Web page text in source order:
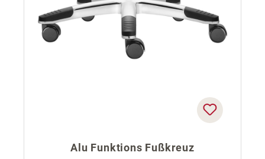
Alu Funktions Fußkreuz